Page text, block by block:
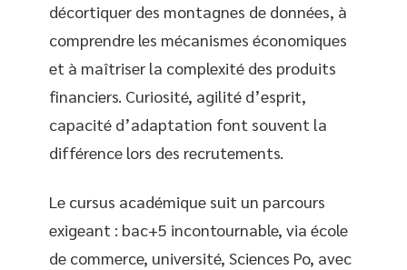
décortiquer des montagnes de données, à
comprendre les mécanismes économiques
et à maîtriser la complexité des produits
financiers. Curiosité, agilité d’esprit,
capacité d’adaptation font souvent la
différence lors des recrutements.
Le cursus académique suit un parcours
exigeant : bac+5 incontournable, via école
de commerce, université, Sciences Po, avec